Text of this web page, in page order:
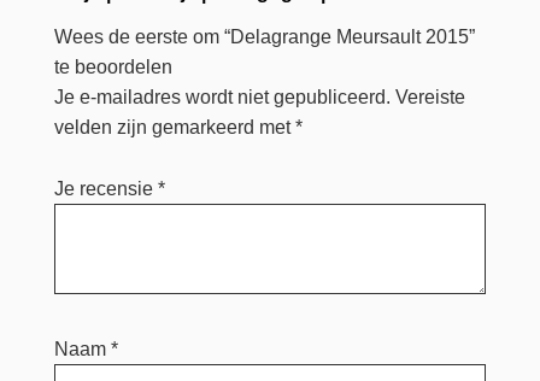
Wees de eerste om “Delagrange Meursault 2015”
te beoordelen
Je e-mailadres wordt niet gepubliceerd. Vereiste
velden zijn gemarkeerd met*
Je recensie *
Naam *